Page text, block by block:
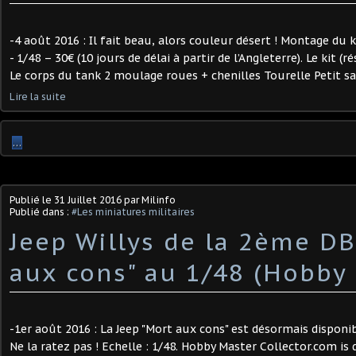
-4 août 2016 : Il fait beau, alors couleur désert ! Montage du
- 1/48 – 30€ (10 jours de délai à partir de l’Angleterre). Le kit
Le corps du tank 2 moulage roues + chenilles Tourelle Petit
Lire la suite
…
Publié le 31 Juillet 2016 par Milinfo
Publié dans : #Les miniatures militaires
Jeep Willys de la 2ème
aux cons" au 1/48 (Hobby
-1er août 2016 : La Jeep "Mort aux cons" est désormais
Ne la ratez pas ! Echelle : 1/48. Hobby Master Collector.com